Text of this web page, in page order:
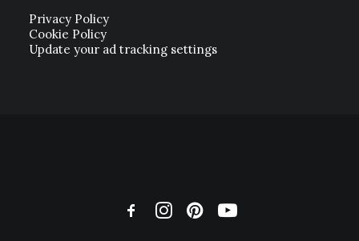
Privacy Policy
Cookie Policy
Update your ad tracking settings